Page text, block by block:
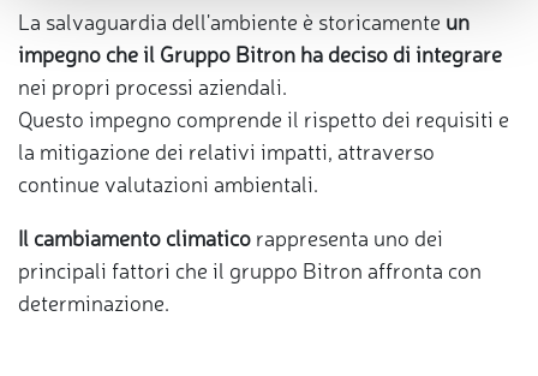
La salvaguardia dell'ambiente è storicamente un
impegno che il Gruppo Bitron ha deciso di integrare
nei propri processi aziendali.
Questo impegno comprende il rispetto dei requisiti e
la mitigazione dei relativi impatti, attraverso
continue valutazioni ambientali.
Il cambiamento climatico rappresenta uno dei
principali fattori che il gruppo Bitron affronta con
determinazione.